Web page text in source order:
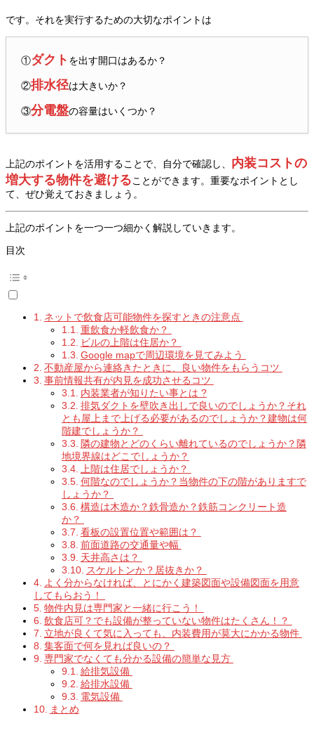
です。それを実行するための大切なポイントは
①ダクト を出す開口はあるか？
②排水径は大きいか？
③分電盤の容量はいくつか？
上記のポイントを活用することで、自分で確認し、 内装コストの
増大する物件を避けることができます。重要なポイントとし
て、ぜひ覚えておきましょう。
上記のポイントを一つ一つ細かく解説していきます。
目次
ネットで飲食店可能物件を探すときの注意点
重飲食か軽飲食か？
ビルの上階は住居か？
Google mapで周辺環境を見てみよう
不動産屋から連絡きたときに、良い物件をもらうコツ
事前情報共有が内見を成功させるコツ
内装業者が知りたい事とは ?
排気ダクトを壁吹き出しで良いのでしょうか？それ
とも屋上まで上げる必要があるのでしょうか？建物は何
階建でしょうか？
隣の建物とどのくらい離れているのでしょうか？隣
地境界線はどこでしょうか？
上階は住居でしょうか？
何階なのでしょうか？当物件の下の階がありますで
しょうか？
構造は木造か？鉄骨造か？鉄筋コンクリート造
か？
看板の設置位置や範囲は？
前面道路の交通量や幅
天井高さは？
スケルトンか？居抜きか？
よく分からなければ、とにかく建築図面や設備図面を用意
してもらおう！
物件内見は専門家と一緒に行こう！
飲食店可？でも設備が整っていない物件はたくさん！？
立地が良くて気に入っても、内装費用が莫大にかかる物件
集客面で何を見れば良いの？
専門家でなくても分かる設備の簡単な見方
給排気設備
給排水設備
電気設備
まとめ